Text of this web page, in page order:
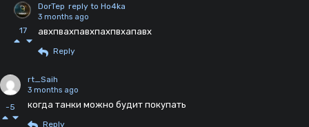
17
DorTep reply to Ho4ka
3 months ago
авхпвахпавхпахпвхапавх
Reply
-5
rt_Saih
3 months ago
когда танки можно будит покупать
Reply